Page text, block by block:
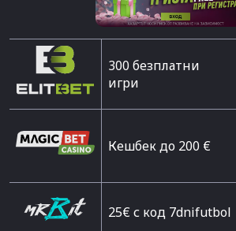
300 безплатни
игри
Кешбек до 200 €
25€ с код 7dnifutbol